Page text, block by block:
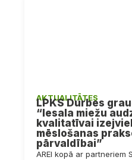
AKTUALITĀTES
LPKS Durbes
“Iesala miežu
kvalitatīvai
mēslošanas
pārvaldībai”
AREI kopā ar partneriem